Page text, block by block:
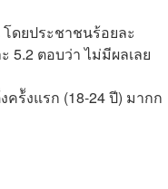
ดยประชาชนร้อยละ
5.2 ตอบว่า ไม่มีผลเลย
ร้ังแรก (18-24 ปี) มากก